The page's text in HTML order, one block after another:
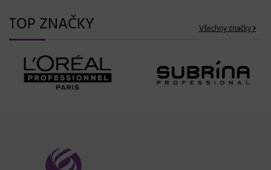
TOP ZNAČKY Všechny značky